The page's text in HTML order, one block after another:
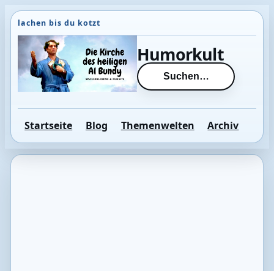
Direkt
zum
Inhalt
wechseln
Humorkult
Suchen…
Startseite Blog Themenwelten Archiv